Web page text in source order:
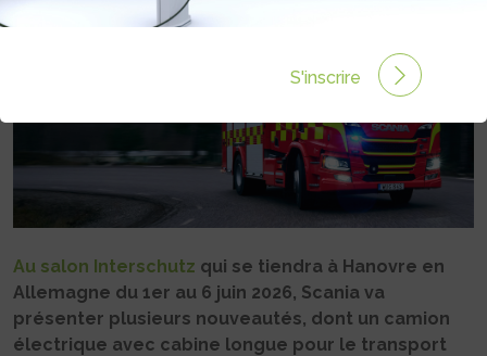
Au salon Interschutz qui se tiendra à Hanovre en
Allemagne du 1er au 6 juin 2026, Scania va
présenter plusieurs nouveautés, dont un camion
électrique avec cabine longue pour le transport
S'inscrire